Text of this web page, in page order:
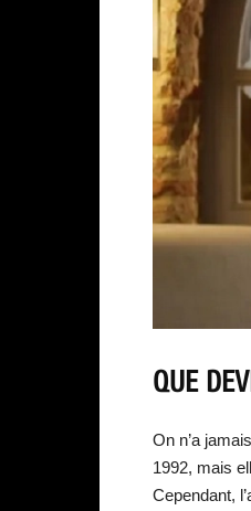
QUE
On n’a
1992, mais
Cependant,